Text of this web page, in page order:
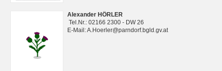
Alexander HÖRLER
Tel.Nr.: 02166 2300 - DW 26
E-Mail: A.Hoerler@parndorf.bgld.gv.at